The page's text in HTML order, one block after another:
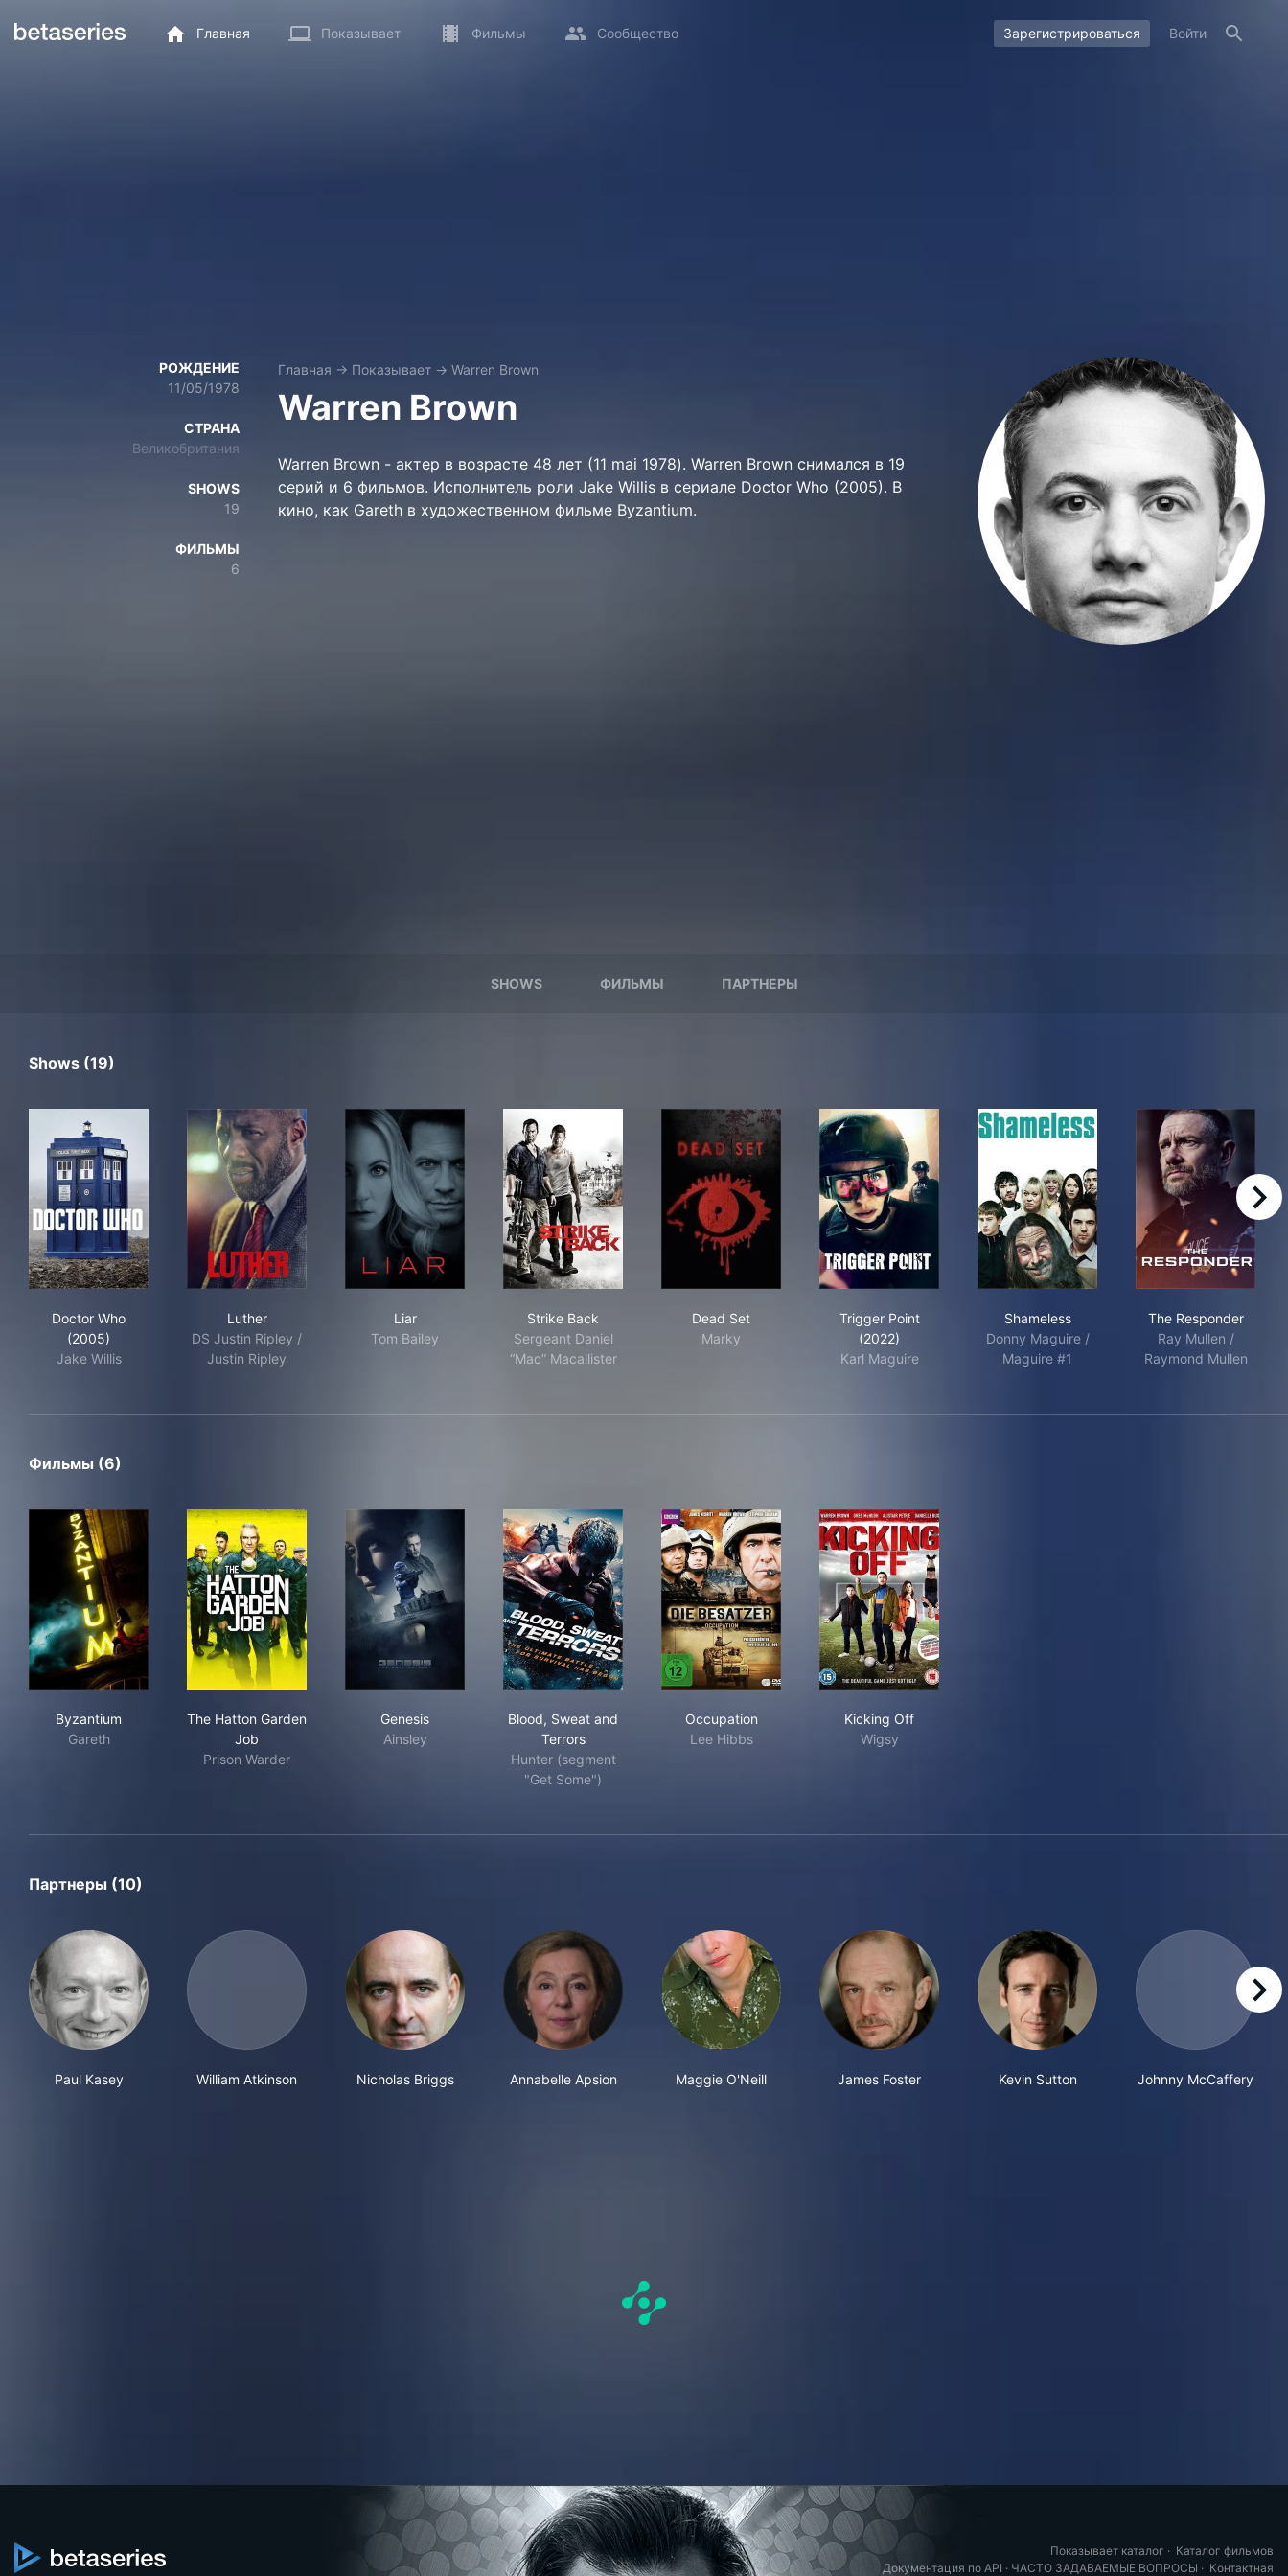
Главная Показывает Фильмы Сообщество Зарегистрироваться Войти
РОЖДЕНИЕ
11/05/1978
СТРАНА
Великобритания
SHOWS
19
ФИЛЬМЫ
6
Главная → Показывает → Warren Brown
Warren Brown
Warren Brown - актер в возрасте 48 лет (11 mai 1978). Warren Brown снимался в 19
серий и 6 фильмов. Исполнитель роли Jake Willis в сериале Doctor Who (2005). В
кино, как Gareth в художественном фильме Byzantium.
SHOWS ФИЛЬМЫ ПАРТНЕРЫ
Shows (19)
Doctor Who
(2005)
Jake Willis
Luther
DS Justin Ripley /
Justin Ripley
Liar
Tom Bailey
Strike Back
Sergeant Daniel
“Mac” Macallister
Dead Set
Marky
Trigger Point
(2022)
Karl Maguire
Shameless
Donny Maguire /
Maguire #1
The Responder
Ray Mullen /
Raymond Mullen
right
Фильмы (6)
Byzantium
Gareth
The Hatton Garden
Job
Prison Warder
Genesis
Ainsley
Blood, Sweat and
Terrors
Hunter (segment
"Get Some")
Occupation
Lee Hibbs
Kicking Off
Wigsy
Партнеры (10)
Paul Kasey William Atkinson Nicholas Briggs Annabelle Apsion Maggie O'Neill James Foster Kevin Sutton Johnny McCaffery
right
Показывает каталог · Каталог фильмов
Документация по API · ЧАСТО ЗАДАВАЕМЫЕ ВОПРОСЫ · Контактная